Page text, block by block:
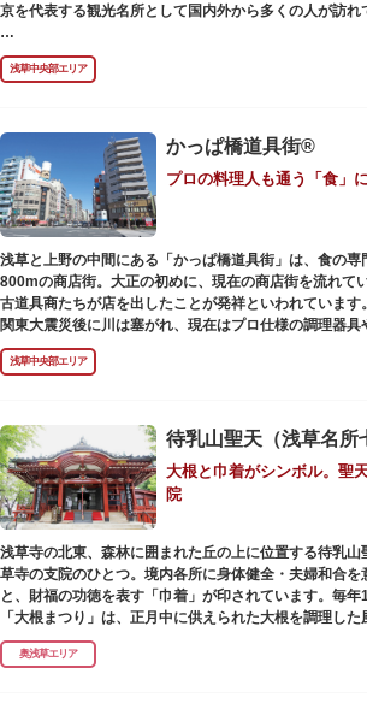
京を代表する観光名所として国内外から多くの人が訪れ
浅草の象徴とも言える「雷門（風雷神門）」は、高さ
神像が安置された浅草寺の総門。本堂前には2体の仁王
蔵門」が建ち、参拝客を堂々と迎えてくれます。本堂
身を清めましょう。「観音堂」とも呼ばれる本堂にはご
が祀られており、毎日定時に法要が執り行われています。
境内の歴史ある建造物も必見です。ひと際目立つ五重塔
の二天門、浅草名所七福神のひとつ・大黒天が祀られた
う）など、悠久の時に思いを馳せて見学をお楽しみくだ
日没後はライトアップされ、朱塗りの建物がより一層鮮
ます。昼間は約90店舗が軒を連ねる仲見世のお店も閉ま
かれた「浅草絵巻」を楽しめるのも夜の醍醐味。撮影ス
ットにもおすすめです。昼間と比べて人が少なくゆっく
運んでみてはいかがでしょうか。
浅草中央部エリア
かっぱ橋道具街®
プロの料理人も通う「食」
浅草と上野の中間にある「かっぱ橋道具街」は、食の専
800mの商店街。大正の初めに、現在の商店街を流れて
古道具商たちが店を出したことが発祥といわれています。
関東大震災後に川は塞がれ、現在はプロ仕様の調理器具
包材、調理衣装など「食」にまつわる約170軒の専門店
門商店街として賑わいを見せています。もちろん、ほと
も対応。家庭の調理用具を購入したい人や観光客にも
毎年、道具の日である10月9日前後に開催される「かっ
は、各店舗がおすすめ商品や掘り出しものを販売。また
様々な催しものも行われます。
浅草中央部エリア
大根と巾着がシンボル。聖
院
浅草寺の北東、森林に囲まれた丘の上に位置する待乳山
草寺の支院のひとつ。境内各所に身体健全・夫婦和合を
と、財福の功徳を表す「巾着」が印されています。毎年
「大根まつり」は、正月中に供えられた大根を調理し
酒とともに参拝者に振る舞われるイベント。聖天様のお
だくことで、心身健康のご利益があるそうです。
奥浅草エリア